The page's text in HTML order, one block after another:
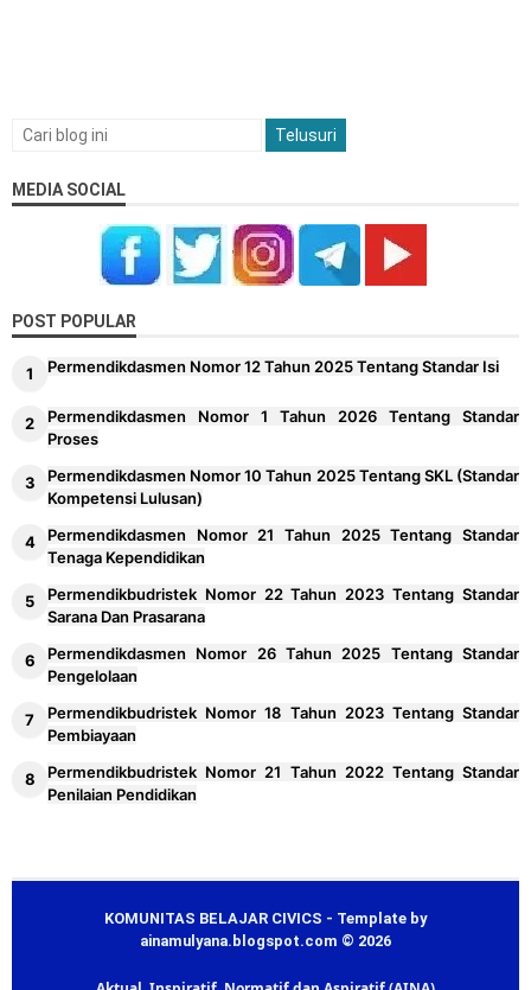
MEDIA SOCIAL
POST POPULAR
Permendikdasmen Nomor 12 Tahun 2025 Tentang Standar Isi
Permendikdasmen Nomor 1 Tahun 2026 Tentang Standar
Proses
Permendikdasmen Nomor 10 Tahun 2025 Tentang SKL (Standar
Kompetensi Lulusan)
Permendikdasmen Nomor 21 Tahun 2025 Tentang Standar
Tenaga Kependidikan
Permendikbudristek Nomor 22 Tahun 2023 Tentang Standar
Sarana Dan Prasarana
Permendikdasmen Nomor 26 Tahun 2025 Tentang Standar
Pengelolaan
Permendikbudristek Nomor 18 Tahun 2023 Tentang Standar
Pembiayaan
Permendikbudristek Nomor 21 Tahun 2022 Tentang Standar
Penilaian Pendidikan
KOMUNITAS BELAJAR CIVICS - Template by
ainamulyana.blogspot.com © 2026